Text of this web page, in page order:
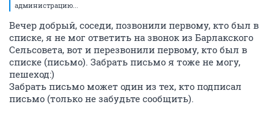
администрацию...
Вечер добрый, соседи, позвонили первому, кто был в
списке, я не мог ответить на звонок из Барлакского
Сельсовета, вот и перезвонили первому, кто был в
списке (письмо). Забрать письмо я тоже не могу,
пешеход:)
Забрать письмо может один из тех, кто подписал
письмо (только не забудьте сообщить).